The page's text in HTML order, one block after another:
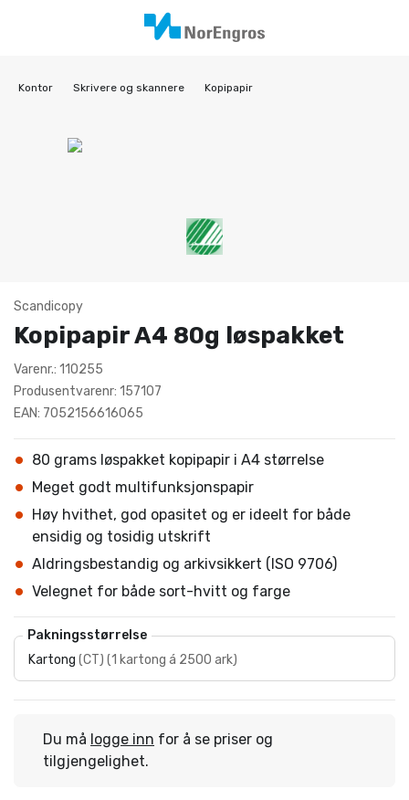
Kontor Skrivere og skannere Kopipapir
Scandicopy
Kopipapir A4 80g løspakket
Varenr.: 110255
Produsentvarenr: 157107
EAN: 7052156616065
80 grams løspakket kopipapir i A4 størrelse
Meget godt multifunksjonspapir
Høy hvithet, god opasitet og er ideelt for både
ensidig og tosidig utskrift
Aldringsbestandig og arkivsikkert (ISO 9706)
Velegnet for både sort-hvitt og farge
Pakningsstørrelse
Kartong (CT) (1 kartong á 2500 ark)
Du må logge inn for å se priser og
tilgjengelighet.